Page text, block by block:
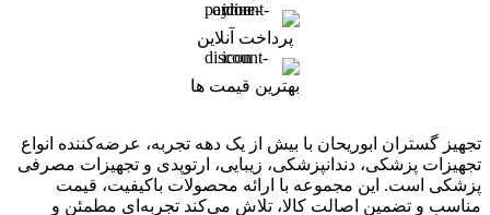
پرداخت آنلاین
بهترین قیمت ها
تجهیز گستران ابوریحان با بیش از یک دهه تجربه، عرضه‌کننده انواع
تجهیزات پزشکی، دندانپزشکی، زیبایی، ارتوپدی و تجهیزات مصرفی
پزشکی است. این مجموعه با ارائه محصولات باکیفیت، قیمت
مناسب و تضمین اصالت کالا، تلاش می‌کند تجربه‌ای مطمئن و